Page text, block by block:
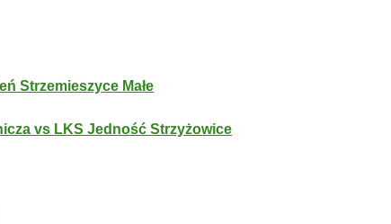
Strzemieszyce Małe
vs LKS Jedność Strzyżowice